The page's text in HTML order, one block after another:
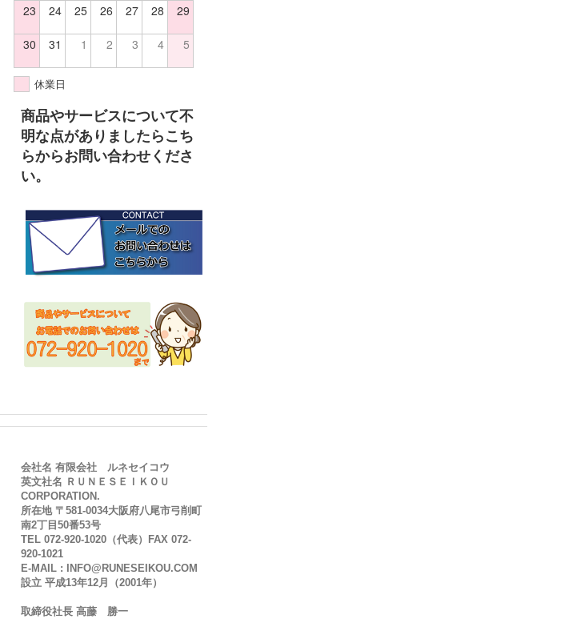
23 24 25 26 27 28 29
30 31 1 2 3 4 5
休業日
商品やサービスについて不
明な点がありましたらこち
らからお問い合わせくださ
い。
会社名 有限会社 ルネセイコウ
英文社名 ＲＵＮＥＳＥＩＫＯＵ
CORPORATION.
所在地 〒581-0034大阪府八尾市弓削町
南2丁目50番53号
TEL 072-920-1020（代表）FAX 072-
920-1021
E-MAIL : INFO@RUNESEIKOU.COM
設立 平成13年12月（2001年）
取締役社長 高藤 勝一